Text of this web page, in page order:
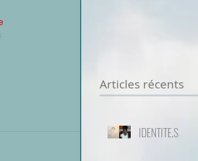
Articles récents
IDENTITE.S